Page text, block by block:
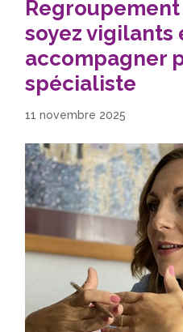
soyez vigilants
accompagner
spécialiste
11 novembre 2025